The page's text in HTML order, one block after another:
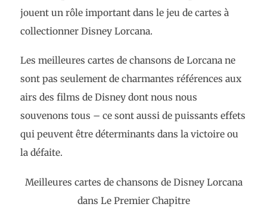
jouent un rôle important dans le jeu de cartes à
collectionner Disney Lorcana.
Les meilleures cartes de chansons de Lorcana ne
sont pas seulement de charmantes références aux
airs des films de Disney dont nous nous
souvenons tous – ce sont aussi de puissants effets
qui peuvent être déterminants dans la victoire ou
la défaite.
Meilleures cartes de chansons de Disney Lorcana
dans Le Premier Chapitre